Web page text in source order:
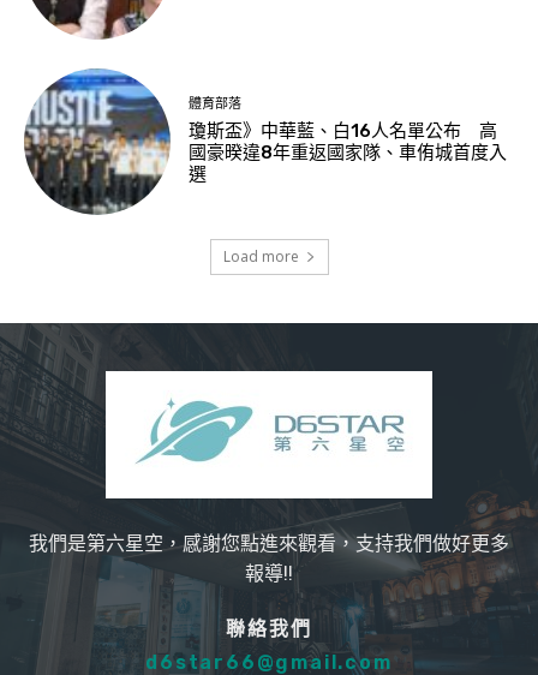
體育部落
瓊斯盃》中華藍、白16人名單公布 高
國豪暌違8年重返國家隊、車侑城首度入
選
Load more
我們是第六星空，感謝您點進來觀看，支持我們做好更多
報導!!
聯絡我們
d6star66@gmail.com